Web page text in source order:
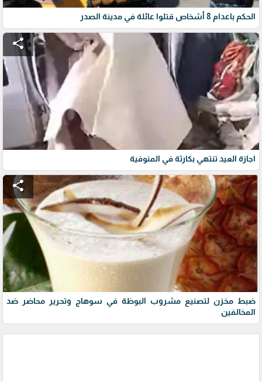
الحكم باعدام 8 أشخاص قتلوا عائلة في مدينة الصدر
share
اجازة العيد تنتهي بكارثة في المنوفية
share
ضبط مخزن لتصنيع مشروب البوظة في سوهاج وتحرير محاضر ضد
المخالفين